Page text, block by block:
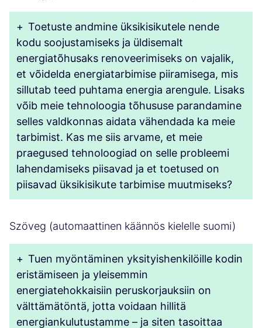
+ Toetuste andmine üksikisikutele nende
kodu soojustamiseks ja üldisemalt
energiatõhusaks renoveerimiseks on vajalik,
et võidelda energiatarbimise piiramisega, mis
sillutab teed puhtama energia arengule. Lisaks
võib meie tehnoloogia tõhususe parandamine
selles valdkonnas aidata vähendada ka meie
tarbimist. Kas me siis arvame, et meie
praegused tehnoloogiad on selle probleemi
lahendamiseks piisavad ja et toetused on
piisavad üksikisikute tarbimise muutmiseks?
Szöveg (automaattinen käännös kielelle suomi)
+ Tuen myöntäminen yksityishenkilöille kodin
eristämiseen ja yleisemmin
energiatehokkaisiin peruskorjauksiin on
välttämätöntä, jotta voidaan hillitä
energiankulutustamme – ja siten tasoittaa